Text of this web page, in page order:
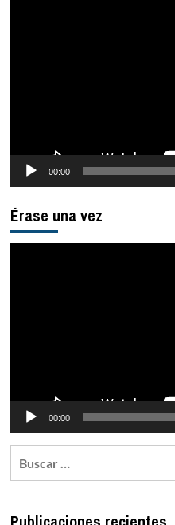
00:00
Érase una vez
00:00